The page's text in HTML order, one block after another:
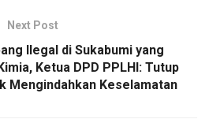
Next Post
Ilegal di Sukabumi yang
Ketua DPD PPLHI: Tutup
Mengindahkan Keselamatan